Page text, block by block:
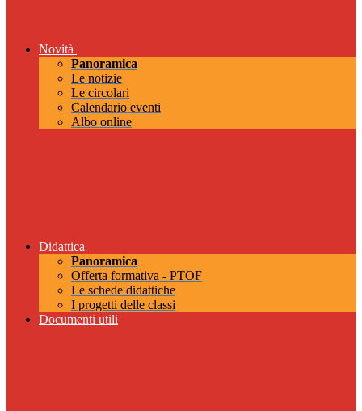
Novità
Panoramica
Le notizie
Le circolari
Calendario eventi
Albo online
Didattica
Panoramica
Offerta formativa - PTOF
Le schede didattiche
I progetti delle classi
Documenti utili